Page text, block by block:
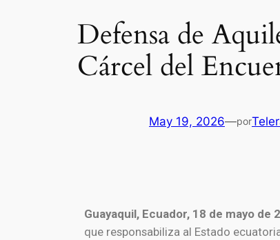
Defensa de
Cárcel del
May 19, 2026—por
Guayaquil, Ecuador, 18 de mayo de
que responsabiliza al Estado